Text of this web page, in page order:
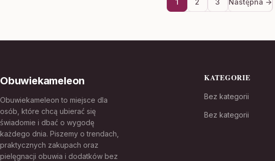
1 2 3 Następna →
Obuwiekameleon
Obuwiekameleon to miejsce dla
osób, które chcą ubierać się
świadomie i dbać o wygodę
każdego dnia. Piszemy o trendach,
praktycznych zakupach oraz
pielęgnacji obuwia i dodatków bez
KATEGORIE
Bez kategorii
Bez kategorii